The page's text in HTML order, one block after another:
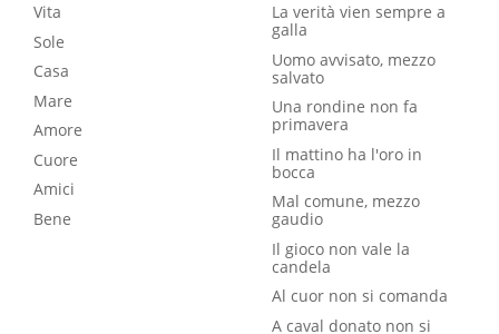
Vita
Sole
Casa
Mare
Amore
Cuore
Amici
Bene
La verità vien sempre a
galla
Uomo avvisato, mezzo
salvato
Una rondine non fa
primavera
Il mattino ha l'oro in
bocca
Mal comune, mezzo
gaudio
Il gioco non vale la
candela
Al cuor non si comanda
A caval donato non si